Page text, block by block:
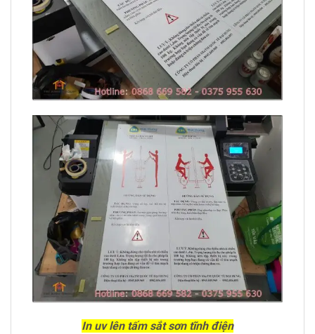
In uv lên tấm sắt sơn tĩnh điện